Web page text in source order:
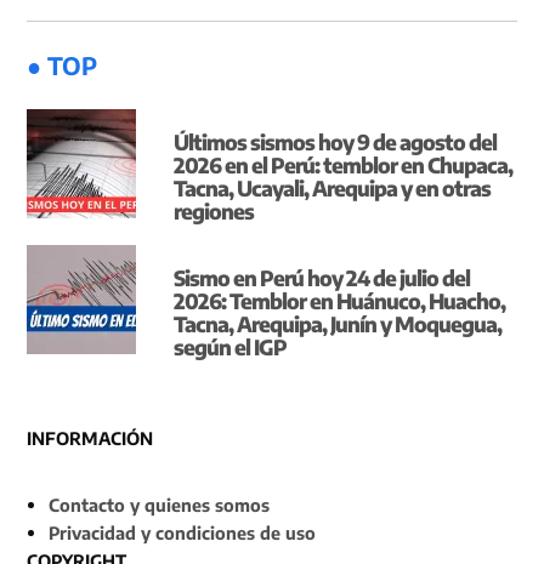
● TOP
Últimos sismos hoy 9 de agosto del
2026 en el Perú: temblor en Chupaca,
Tacna, Ucayali, Arequipa y en otras
regiones
Sismo en Perú hoy 24 de julio del
2026: Temblor en Huánuco, Huacho,
Tacna, Arequipa, Junín y Moquegua,
según el IGP
INFORMACIÓN
Contacto y quienes somos
Privacidad y condiciones de uso